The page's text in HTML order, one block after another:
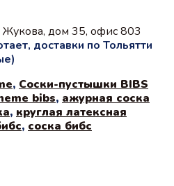
Жукова, дом 35, офис 803
доставки по Тольятти
, Соски-пустышки BIBS
bibs, ажурная соска
, круглая латексная
, соска бибс